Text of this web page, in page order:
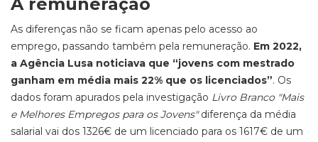
As diferenças não se ficam apenas pelo acesso ao
emprego, passando também pela remuneração. Em 2022,
a Agência Lusa noticiava que “jovens com mestrado
ganham em média mais 22% que os licenciados”. Os
dados foram apurados pela investigação Livro Branco "Mais
e Melhores Empregos para os Jovens"diferença da média
salarial vai dos 1326€ de um licenciado para os 1617€ de um